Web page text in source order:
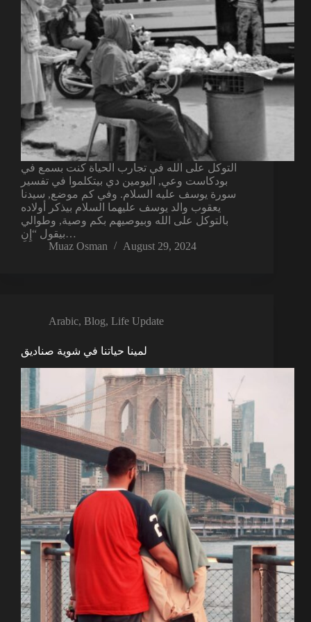
التوكل على الله في تجارب الحياة كنت بسمع في
بودكاست وعي, اليومين دي بيتكلموا في تفسير
سورة يوسف عليه السلام. وفي كم موضع, سيدنا
يعقوب والد يوسف عليهما السلام بيذكر أولاده
بالتوكل على الله وبيوصيهم بكم وصية, وطوالي
بيقول “إِنِ…
Muaz Osman
August 29, 2024
Arabic, Blog, Life Update
لمينا حياتنا في شوية صناديق